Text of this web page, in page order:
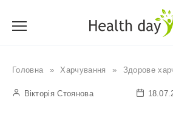
Головна » Харчування » Здорове
Вікторія Стоянова